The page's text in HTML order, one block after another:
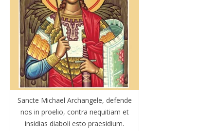
Sancte Michael Archangele, defende
nos in proelio, contra nequitiam et
insidias diaboli esto praesidium.